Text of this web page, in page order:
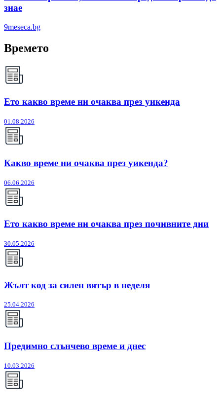
знае
9meseca.bg
Времето
Ето какво време ни очаква през уикенда
01.08.2026
Какво време ни очаква през уикенда?
06.06.2026
Ето какво време ни очаква през почивните дни
30.05.2026
Жълт код за силен вятър в неделя
25.04.2026
Предимно слънчево време и днес
10.03.2026